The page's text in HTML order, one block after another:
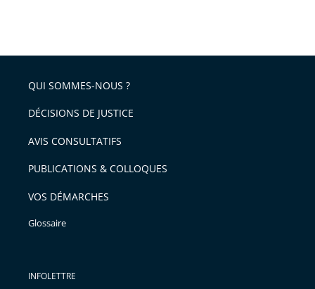
QUI SOMMES-NOUS ?
DÉCISIONS DE JUSTICE
AVIS CONSULTATIFS
PUBLICATIONS & COLLOQUES
VOS DÉMARCHES
Glossaire
INFOLETTRE